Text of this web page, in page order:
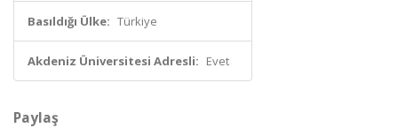
Basıldığı Ülke: Türkiye
Akdeniz Üniversitesi Adresli: Evet
Paylaş